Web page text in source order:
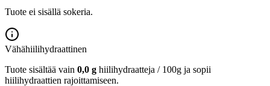
Tuote ei sisällä sokeria.
Vähähiilihydraattinen
Tuote sisältää vain 0,0 g hiilihydraatteja / 100g ja sopii
hiilihydraattien rajoittamiseen.